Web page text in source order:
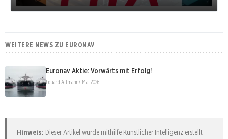
WEITERE NEWS ZU EURONAV
Euronav Aktie: Vorwärts mit Erfolg!
Eduard Altmann7. Mai 2026
Hinweis: Dieser Artikel wurde mithilfe Künstlicher Intelligenz erstellt